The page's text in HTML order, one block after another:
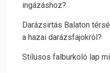
ingázáshoz?
Darázsirtás Balaton
a hazai darázsfajokról?
Stílusos falburkoló lap